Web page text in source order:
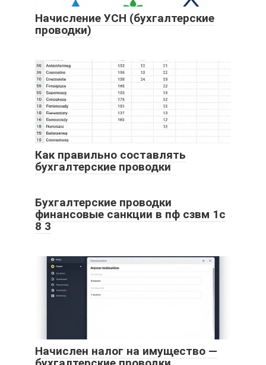
Начисление УСН (бухгалтерские
проводки)
Как правильно составлять
бухгалтерские проводки
Бухгалтерские проводки
финансовые санкции в пф сзвм 1с
8 3
Начислен налог на имущество —